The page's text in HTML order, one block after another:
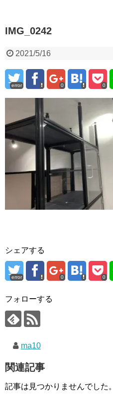
IMG_0242
2021/5/16
error 0 0
シェアする
error 0 0
フォローする
ma10
関連記事
記事は見つかりませんでした。